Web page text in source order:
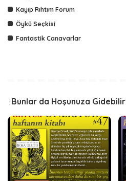
Kayıp Rıhtım Forum
Öykü Seçkisi
Fantastik Canavarlar
Bunlar da Hoşunuza Gidebilir